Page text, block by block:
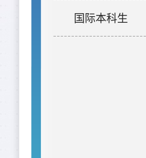
国际本科生